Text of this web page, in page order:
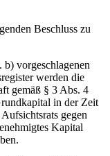
Beschluss zu
vorgeschlagenen
werden die
gemäß § 3 Abs. 4
in der Zeit
gegen
Kapital